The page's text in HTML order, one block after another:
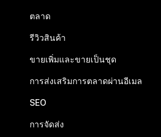
ตลาด
รีวิวสินค้า
ขายเพิ่มและขายเป็นชุด
การส่งเสริมการตลาดผ่านอีเมล
SEO
การจัดส่ง